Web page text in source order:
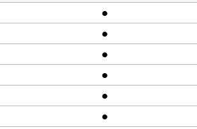
●
●
●
●
●
●